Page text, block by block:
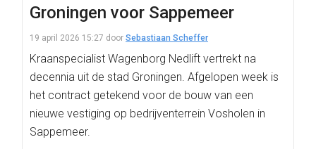
Groningen voor Sappemeer
19 april 2026 15:27 door Sebastiaan Scheffer
Kraanspecialist Wagenborg Nedlift vertrekt na
decennia uit de stad Groningen. Afgelopen week is
het contract getekend voor de bouw van een
nieuwe vestiging op bedrijventerrein Vosholen in
Sappemeer.